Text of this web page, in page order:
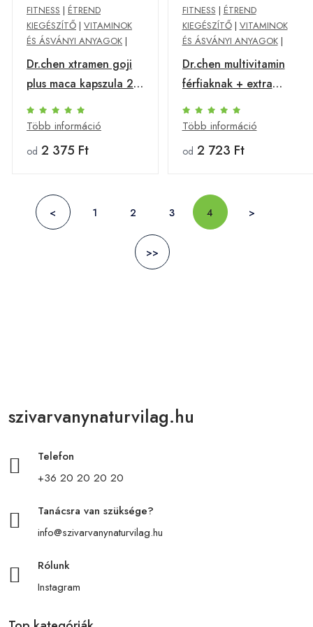
FITNESS | ÉTREND
KIEGÉSZÍTŐ | VITAMINOK
ÉS ÁSVÁNYI ANYAGOK |
Dr.chen xtramen goji
plus maca kapszula 20
db
Több információ
od 2 375 Ft
FITNESS | ÉTREND
KIEGÉSZÍTŐ| VITAMINOK
ÉS ÁSVÁNYI ANYAGOK|
Dr.chen multivitamin
férfiaknak + extra
gingko 30 db
Több információ
od 2 723 Ft
< 1 2 3 4 >
>>
szivarvanynaturvilag.hu
Telefon
+36 20 20 20 20
Tanácsra van szüksége?
info@szivarvanynaturvilag.hu
Rólunk
Instagram